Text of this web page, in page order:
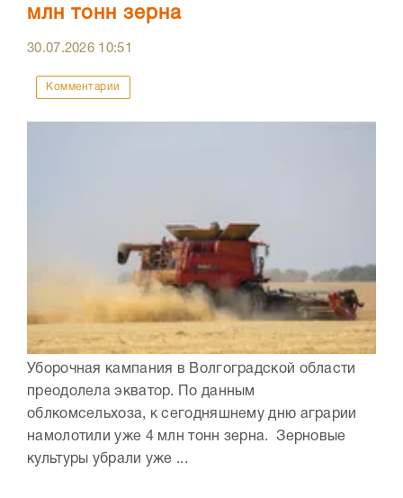
млн тонн зерна
30.07.2026 10:51
Комментарии
Уборочная кампания в Волгоградской области
преодолела экватор. По данным
облкомсельхоза, к сегодняшнему дню аграрии
намолотили уже 4 млн тонн зерна. Зерновые
культуры убрали уже ...